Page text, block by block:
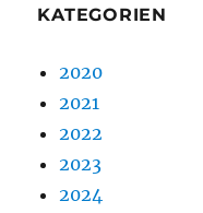
KATEGORIEN
2020
2021
2022
2023
2024